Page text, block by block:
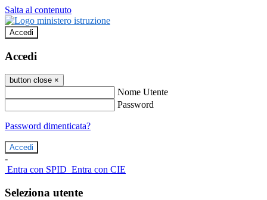
Salta al contenuto
Accedi
Accedi
button close ×
Nome Utente
Password
Password dimenticata?
-
Entra con SPID Entra con CIE
Seleziona utente